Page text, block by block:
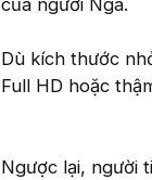
của người Nga.
Dù kích thước
Full HD hoặc
Ngược lại, người